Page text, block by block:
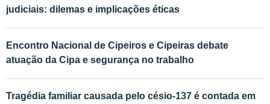
judiciais: dilemas e implicações éticas
Encontro Nacional de Cipeiros e Cipeiras debate
atuação da Cipa e segurança no trabalho
Tragédia familiar causada pelo césio-137 é contada em